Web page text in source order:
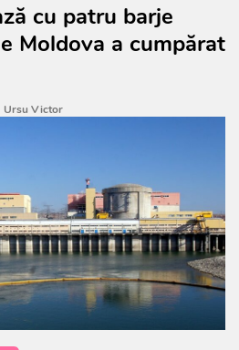
cu patru barje
Moldova a cumpărat
Ursu Victor